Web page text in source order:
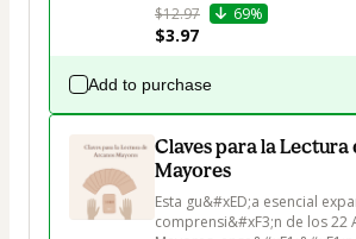
$12.97
69%
$3.97
Add to purchase
Claves para la
Mayores
Esta gu&#xED;a esencial
comprensi&#xF3;n de los 22